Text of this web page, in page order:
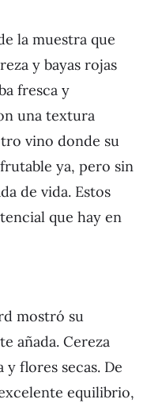
la muestra que
y bayas rojas
fresca y
una textura
vino donde su
ya, pero sin
de vida. Estos
que hay en
mostró su
añada. Cereza
flores secas. De
equilibrio,